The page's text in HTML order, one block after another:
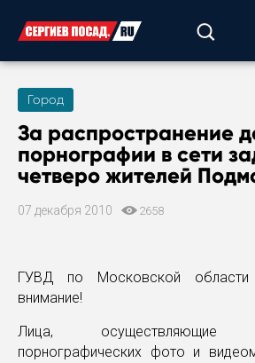
Город
За распространение
порнографии в сети
четверо жителей
07 декабря 2010 2658
ГУВД по Московской
внимание!
Лица, осуществляющие
порнографических фото и